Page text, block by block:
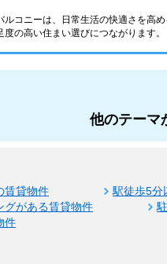
ルコニーは、日常生活の快適さを高
度の高い住まい選びにつながります。
他のテーマ
賃貸物件 駅徒歩5分
グがある賃貸物件
件